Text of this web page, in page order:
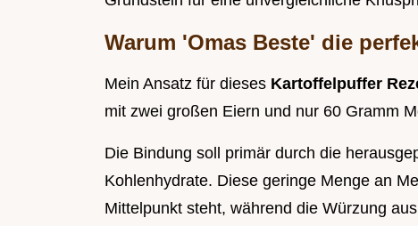
Warum 'Omas Beste' die
Mein Ansatz für dieses Kartoffelpuffer
mit zwei großen Eiern und nur 60 Gramm
Die Bindung soll primär durch die
Kohlenhydrate. Diese geringe Menge an
Mittelpunkt steht, während die Würzung